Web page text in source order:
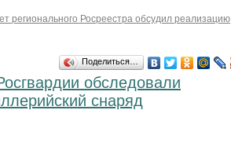
регионального Росреестра обсудил реализацию
Поделиться…
обследовали
снаряд